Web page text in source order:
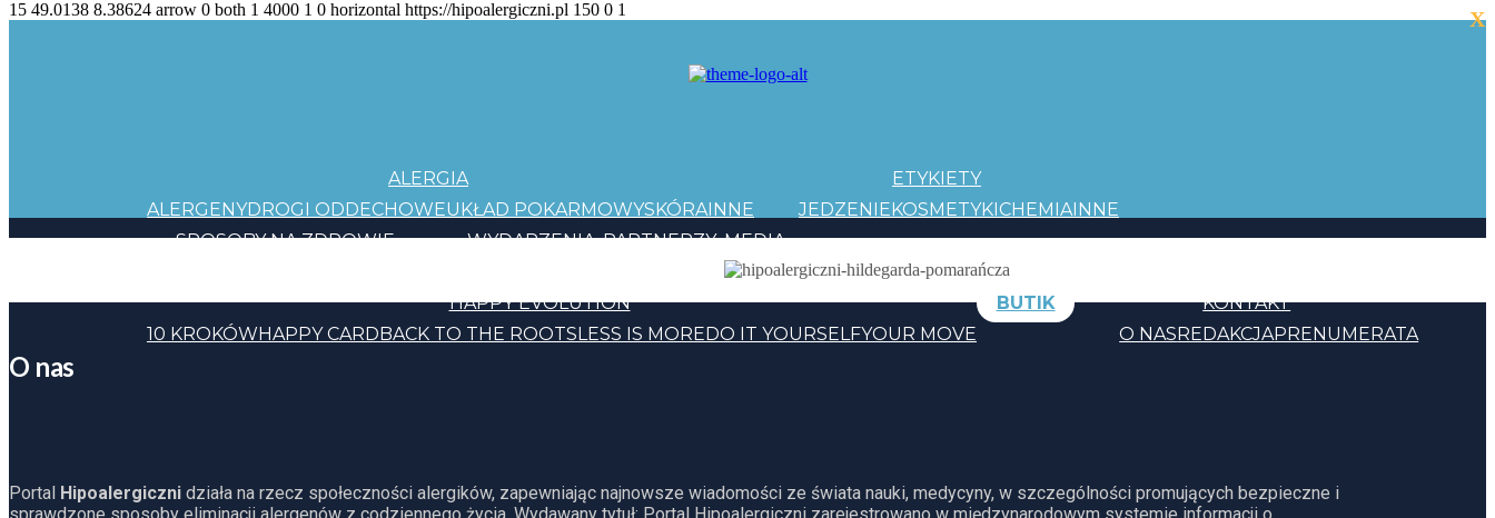
15 49.0138 8.38624 arrow 0 both 1 4000 1 0 horizontal https://hipoalergiczni.pl 150 0 1
ALERGIA
ALERGENYDROGI ODDECHOWEUKŁAD POKARMOWYSKÓRAINNE
ETYKIETY
JEDZENIEKOSMETYKICHEMIAINNE
SPOSOBY NA ZDROWIE
WYDARZENIA PARTNERZY MEDIA
HAPPY EVOLUTION
10 KROKÓWHAPPY CARDBACK TO THE ROOTSLESS IS MOREDO IT YOURSELFYOUR MOVE
BUTIK
KONTAKT
O NASREDAKCJAPRENUMERATA
O nas
Portal Hipoalergiczni działa na rzecz społeczności alergików, zapewniając najnowsze wiadomości ze świata nauki, medycyny, w szczególności promujących bezpieczne i
X